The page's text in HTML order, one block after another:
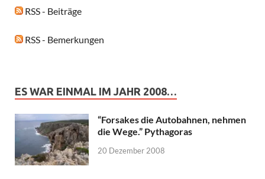
RSS - Beiträge
RSS - Bemerkungen
ES WAR EINMAL IM JAHR 2008…
“Forsakes die Autobahnen, nehmen
die Wege.” Pythagoras
20 Dezember 2008